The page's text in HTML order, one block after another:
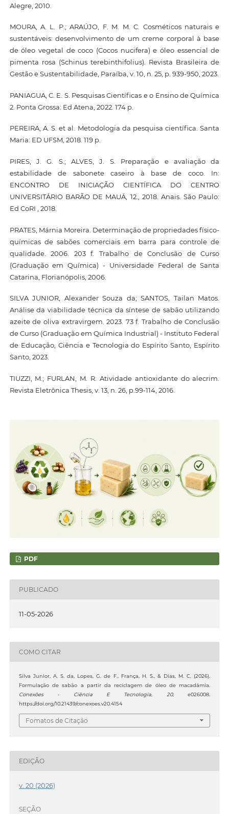
Alegre, 2010.
MOURA, A. L. P.; ARAÚJO, F. M. M. C. Cosméticos naturais e
sustentáveis: desenvolvimento de um creme corporal à base
de óleo vegetal de coco (Cocos nucifera) e óleo essencial de
pimenta rosa (Schinus terebinthifolius). Revista Brasileira de
Gestão e Sustentabilidade, Paraíba, v. 10, n. 25, p. 939-950, 2023.
PANIAGUA, C. E. S. Pesquisas Científicas e o Ensino de Química
2. Ponta Grossa: Ed Atena, 2022. 174 p.
PEREIRA, A. S. et al. Metodologia da pesquisa científica. Santa
Maria: ED UFSM, 2018. 119 p.
PIRES, J. G. S.; ALVES, J. S. Preparação e avaliação da
estabilidade de sabonete caseiro à base de coco. In:
ENCONTRO DE INICIAÇÃO CIENTÍFICA DO CENTRO
UNIVERSITÁRIO BARÃO DE MAUÁ, 12., 2018. Anais. São Paulo:
Ed CoRI , 2018.
PRATES, Márnia Moreira. Determinação de propriedades físico-
químicas de sabões comerciais em barra para controle de
qualidade. 2006. 203 f. Trabalho de Conclusão de Curso
(Graduação em Química) - Universidade Federal de Santa
Catarina, Florianópolis, 2006.
SILVA JUNIOR, Alexander Souza da; SANTOS, Tailan Matos.
Análise da viabilidade técnica da síntese de sabão utilizando
azeite de oliva extravirgem. 2023. 73 f. Trabalho de Conclusão
de Curso (Graduação em Química Industrial) - Instituto Federal
de Educação, Ciência e Tecnologia do Espírito Santo, Espírito
Santo, 2023.
TIUZZI, M.; FURLAN, M. R. Atividade antioxidante do alecrim.
Revista Eletrônica Thesis, v. 13, n. 26, p.99-114, 2016.
PDF
PUBLICADO
11-05-2026
COMO CITAR
Silva Junior, A. S. da, Lopes, G. de F., França, H. S., & Dias, M. C. (2026).
Formulação de sabão a partir da reciclagem de óleo de macadâmia.
Conexões - Ciência E Tecnologia, 20, e026008.
https://doi.org/10.21439/conexoes.v20.4154
Fomatos de Citação
EDIÇÃO
v. 20 (2026)
SEÇÃO